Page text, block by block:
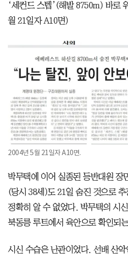
‘세컨드 스텝’(해발 8750m) 바로
월 21일자 A10면)
2004년 5월 21일자 A10면.
박무택에 이어 실종된 등반대원 장
(당시 38세)도 21일 숨진 것으로
정확히 알 수 없었다. 박무택의 시
북동릉 루트에서 육안으로 확인되
시신 수습은 난관이었다. 선배 산